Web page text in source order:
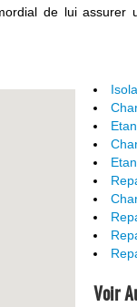
de lui assurer
Voir